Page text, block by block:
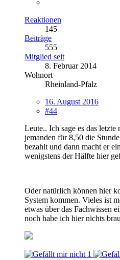
Reaktionen
145
Beiträge
555
Mitglied seit
8. Februar 2014
Wohnort
Rheinland-Pfalz
16. August 2016
#44
Leute.. Ich sage es das
jemanden für 8,50 die
bezahlt und dann macht er
wenigstens der Hälfte hier
Oder natürlich können hier
System kommen. Vieles ist
etwas über das Fachwissen
noch habe ich hier nichts
1